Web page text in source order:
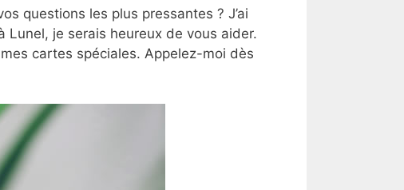
questions les plus pressantes ? J’ai
je serais heureux de vous aider.
cartes spéciales. Appelez-moi dès